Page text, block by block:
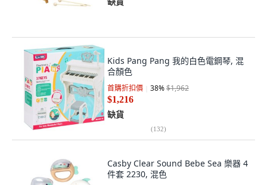
Kids Pang Pang 我的白色電鋼琴, 混
合顏色
首購折扣價 38%$1,962
$1,216
缺貨
(132)
Casby Clear Sound Bebe Sea 樂器 4
件套 2230, 混色